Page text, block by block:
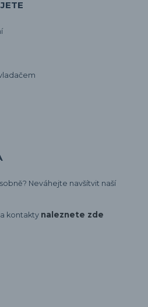
Neváhejte navšítvit naší
kontakty naleznete zde